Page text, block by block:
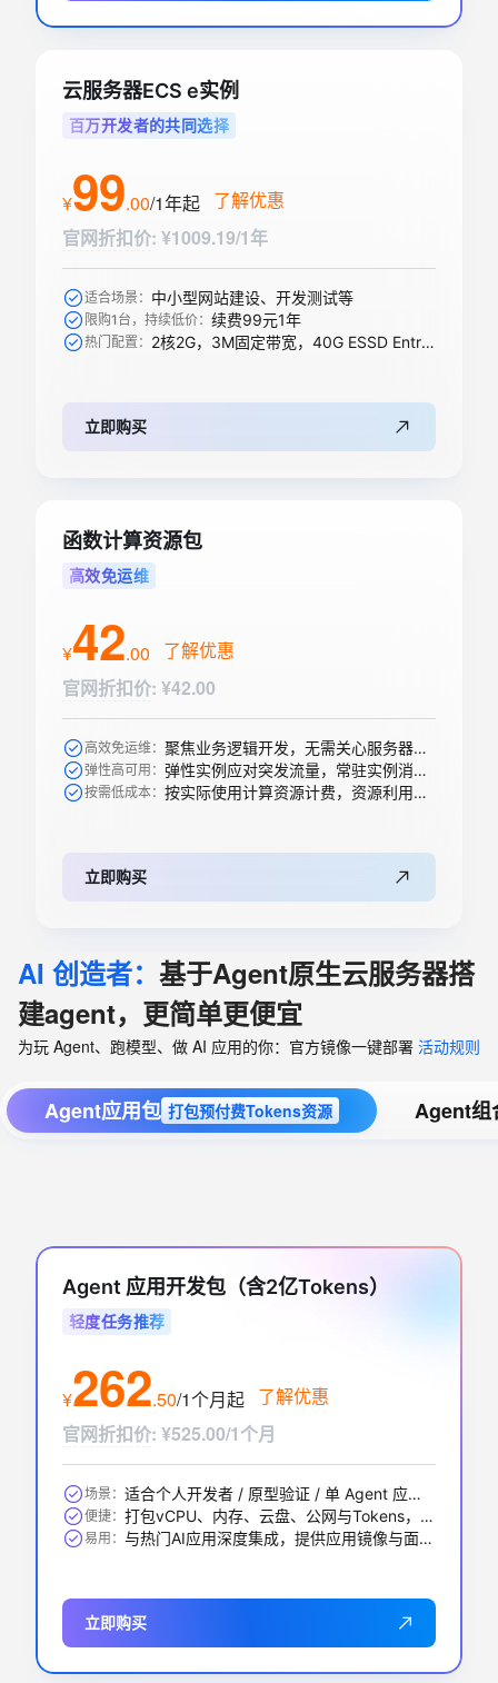
云服务器ECS e实例
百万开发者的共同选择
¥99.00/1年起 了解优惠
官网折扣价: ¥1009.19/1年
适合场景： 中小型网站建设、开发测试等
限购1台，持续低价： 续费99元1年
热门配置： 2核2G，3M固定带宽，40G ESSD Entry盘
立即购买
函数计算资源包
高效免运维
¥42.00
了解优惠
官网折扣价: ¥42.00
高效免运维： 聚焦业务逻辑开发，无需关心服务器购买等运维操作
弹性高可用： 弹性实例应对突发流量，常驻实例消除冷启动
按需低成本： 按实际使用计算资源计费，资源利用率高
立即购买
AI 创造者： 基于Agent原生云服务器搭
建agent，更简单更便宜
为玩 Agent、跑模型、做 AI 应用的你：官方镜像一键部署 活动规则
Agent应用包 打包预付费Tokens资源 Agent组
Agent 应用开发包（含2亿Tokens）
轻度任务推荐
¥262.50/1个月起 了解优惠
官网折扣价: ¥525.00/1个月
场景： 适合个人开发者 / 原型验证 / 单 Agent 应用 / 中小 RAG 问答等
便捷： 打包vCPU、内存、云盘、公网与Tokens，一步到位
易用： 与热门AI应用深度集成，提供应用镜像与面板，开箱即用
立即购买